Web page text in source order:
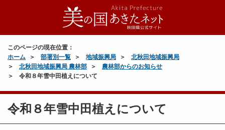
このページの現在位置：
ホーム
部署別一覧 地域振興局
北秋田地域振興局
北秋田地域振興局 農林部
農林部からのお知らせ
令和８年雪中田植えについて
令和８年雪中田植えについて